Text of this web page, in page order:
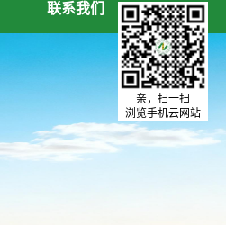
联系我们
亲，扫一扫
浏览手机云网站